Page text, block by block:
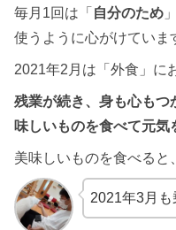
毎月1回は「 自分のため
使うように心がけていま
2021年2月は「外食」に
残業が続き、身も心もつ
味しいものを食べて元気
美味しいものを食べると
2021年3月も